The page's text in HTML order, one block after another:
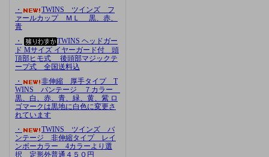
・
TWINS ツインズ フ
ァールカップ ＭＬ 黒、赤、
青
・
TWINS ヘッドガー
ド Mサイズ イヤーガード付 頭
頂部ヒモ式 後頭部マジックテ
ープ式 全国送料込
・
非伸縮 厚手タイプ T
WINS バンテージ ７カラー
黒、白、赤、青、緑、黄、紫 ロ
ゴマークは黒地に白色に変更さ
れています
・
TWINS ツインズ バ
ンテージ 非伸縮タイプ レイ
ンボーカラー 4カラーより選
択 定形外普通４５０円